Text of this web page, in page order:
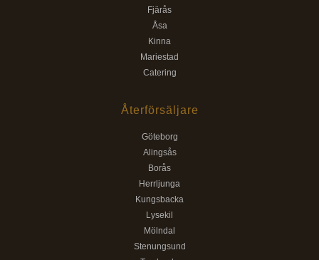
Fjärås
Åsa
Kinna
Mariestad
Catering
Återförsäljare
Göteborg
Alingsås
Borås
Herrljunga
Kungsbacka
Lysekil
Mölndal
Stenungsund